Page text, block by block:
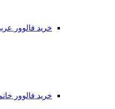
خرید فالوور
خرید فالوور